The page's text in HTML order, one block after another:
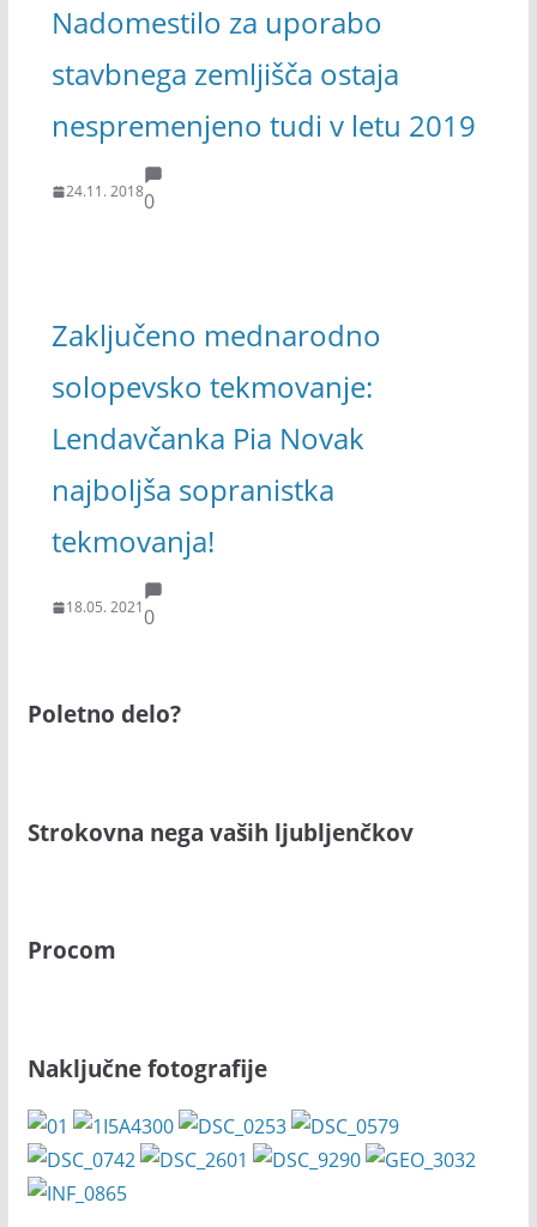
Nadomestilo za uporabo
stavbnega zemljišča ostaja
nespremenjeno tudi v letu 2019
24.11. 20180
Zaključeno mednarodno
solopevsko tekmovanje:
Lendavčanka Pia Novak
najboljša sopranistka
tekmovanja!
18.05. 20210
Poletno delo?
Strokovna nega vaših ljubljenčkov
Procom
Naključne fotografije